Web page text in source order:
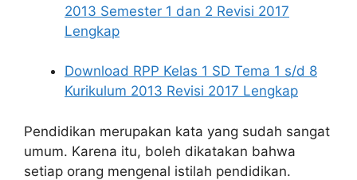
2013 Semester 1 dan 2 Revisi 2017
Lengkap
Download RPP Kelas 1 SD Tema 1 s/d 8
Kurikulum 2013 Revisi 2017 Lengkap
Pendidikan merupakan kata yang sudah sangat
umum. Karena itu, boleh dikatakan bahwa
setiap orang mengenal istilah pendidikan.